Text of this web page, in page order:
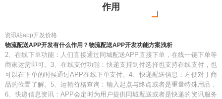
作用
资讯站app开发价格
物流配送APP开发有什么作用？物流配送APP开发功能方案浅析
2、在线下单功能：人们直接通过同城配送APP直接下单，在线一键下单等
商家运货即可。3、在线支付功能：快递支持到付选择也支持在线支付，也
可以在下单的时候通过APP在线下单支付。4、快递配送信息：方便对于商
品的位置了解。5、运输价格查询：输入起点与终点或者是重量特殊用品，
6、快递信息资讯：APP会定时为用户提供同城配送或者是快递的资讯服务